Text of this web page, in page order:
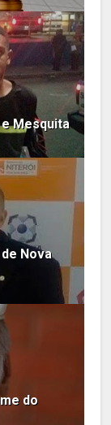
e Mesquita
Nova
do